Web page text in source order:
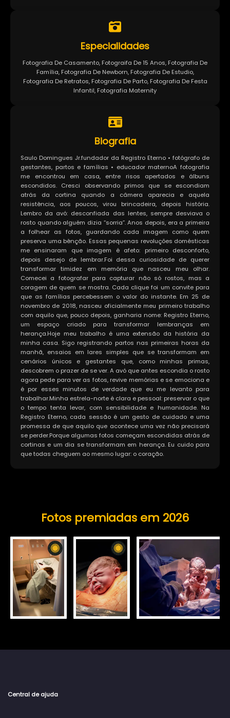
Especialidades
Fotografia De Casamento, Fotograifa De 15 Anos, Fotografia De
Família, Fotografia De Newborn, Fotografia De Estudio,
Fotografia De Retratos, Fotografia De Parto, Fotografia De Festa
Infantil, Fotografia Maternity
Biografia
Saulo Domingues Jr.fundador da Registro Eterno • fotógrafo de
gestantes, partos e famílias • educador maternoA fotografia
me encontrou em casa, entre risos apertados e álbuns
escondidos. Cresci observando primos que se escondiam
atrás da cortina quando a câmera aparecia e aquela
resistência, aos poucos, virou brincadeira, depois história.
Lembro da avó: desconfiada das lentes, sempre desviava o
rosto quando alguém dizia “sorria”. Anos depois, era a primeira
a folhear as fotos, guardando cada imagem como quem
preserva uma bênção. Essas pequenas revoluções domésticas
me ensinaram que imagem é afeto: primeiro desconforto,
depois desejo de lembrar.Foi dessa curiosidade de querer
transformar timidez em memória que nasceu meu olhar.
Comecei a fotografar para capturar não só rostos, mas a
coragem de quem se mostra. Cada clique foi um convite para
que as famílias percebessem o valor do instante. Em 25 de
novembro de 2018, nasceu oficialmente meu primeiro trabalho
com aquilo que, pouco depois, ganharia nome: Registro Eterno,
um espaço criado para transformar lembranças em
herança.Hoje meu trabalho é uma extensão da história da
minha casa. Sigo registrando partos nas primeiras horas da
manhã, ensaios em lares simples que se transformam em
cenários únicos e gestantes que, como minhas primas,
descobrem o prazer de se ver. A avó que antes escondia o rosto
agora pede para ver as fotos, revive memórias e se emociona e
é por esses minutos de verdade que eu me levanto para
trabalhar.Minha estrela-norte é clara e pessoal: preservar o que
o tempo tenta levar, com sensibilidade e humanidade. Na
Registro Eterno, cada sessão é um gesto de cuidado e uma
promessa de que aquilo que acontece uma vez não precisará
se perder.Porque algumas fotos começam escondidas atrás de
cortinas e um dia se transformam em herança. Eu cuido para
que todas cheguem ao mesmo lugar: o coração.
Fotos premiadas em 2026
Central de ajuda